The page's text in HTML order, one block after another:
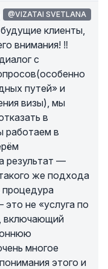
@VIZATAI SVETLANA
клиенты,
внимания! ‼
с
путей» и
визы), мы
в
работаем в
результат —
же подхода
не «услуга по
включающий
многое
этого и